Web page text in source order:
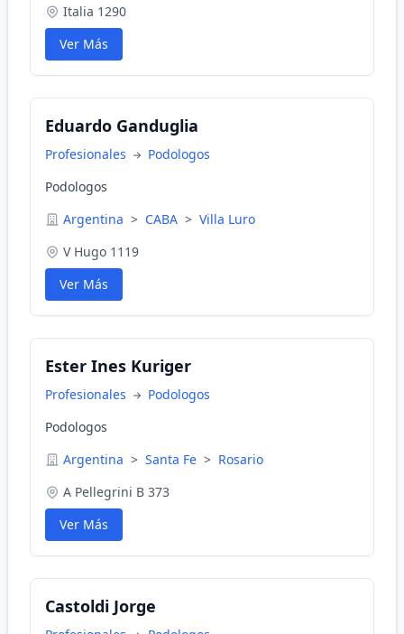
Italia 1290
Ver Más
Eduardo Ganduglia
Profesionales
Podologos
Podologos
Argentina > CABA > Villa Luro
V Hugo 1119
Ver Más
Ester Ines Kuriger
Profesionales
Podologos
Podologos
Argentina > Santa Fe > Rosario
A Pellegrini B 373
Ver Más
Castoldi Jorge